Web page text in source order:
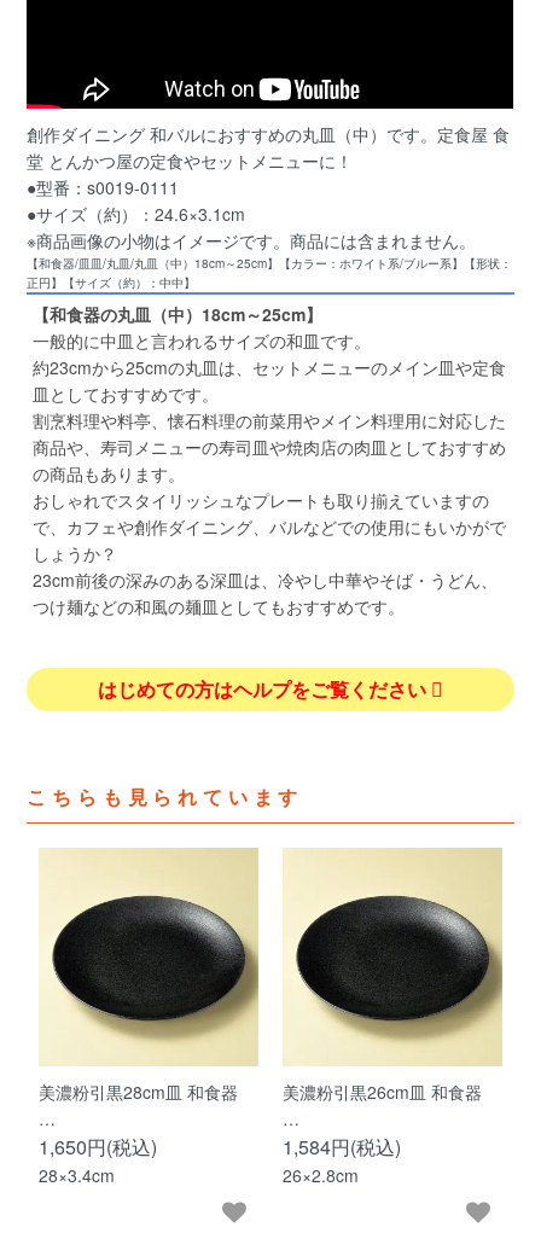
創作ダイニング 和バルにおすすめの丸皿（中）です。定食屋 食
堂 とんかつ屋の定食やセットメニューに！
●型番：s0019-0111
●サイズ（約）：24.6×3.1cm
※商品画像の小物はイメージです。商品には含まれません。
【和食器/皿皿/丸皿/丸皿（中）18cm～25cm】【カラー：ホワイト系/ブルー系】【形状：
正円】【サイズ（約）：中中】
【和食器の丸皿（中）18cm～25cm】
一般的に中皿と言われるサイズの和皿です。
約23cmから25cmの丸皿は、セットメニューのメイン皿や定食
皿としておすすめです。
割烹料理や料亭、懐石料理の前菜用やメイン料理用に対応した
商品や、寿司メニューの寿司皿や焼肉店の肉皿としておすすめ
の商品もあります。
おしゃれでスタイリッシュなプレートも取り揃えていますの
で、カフェや創作ダイニング、バルなどでの使用にもいかがで
しょうか？
23cm前後の深みのある深皿は、冷やし中華やそば・うどん、
つけ麺などの和風の麺皿としてもおすすめです。
はじめての方はヘルプをご覧ください
こちらも見られています
美濃粉引黒28cm皿 和食器
…
1,650円(税込)
28×3.4cm
美濃粉引黒26cm皿 和食器
…
1,584円(税込)
26×2.8cm